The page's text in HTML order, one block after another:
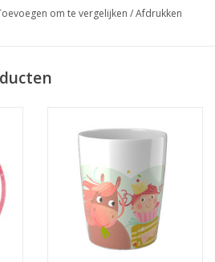
om te vergelijken /Afdrukken